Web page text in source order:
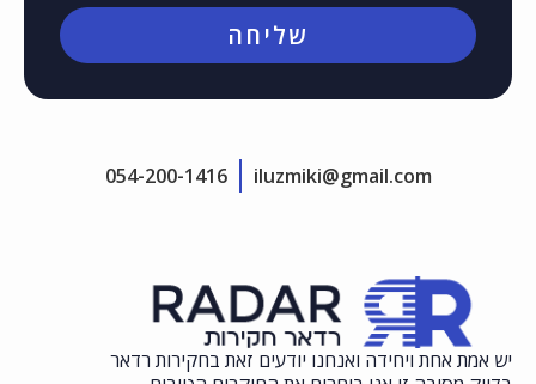
שליחה
iluzmiki@gmail.com
054-200-1416
יש אמת אחת ויחידה ואנחנו יודעים זאת בחקירות רדאר